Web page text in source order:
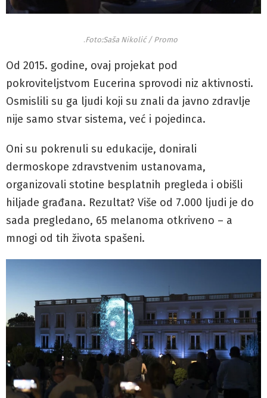
.Foto:Saša Nikolić / Promo
Od 2015. godine, ovaj projekat pod
pokroviteljstvom Eucerina sprovodi niz aktivnosti.
Osmislili su ga ljudi koji su znali da javno zdravlje
nije samo stvar sistema, već i pojedinca.
Oni su pokrenuli su edukacije, donirali
dermoskope zdravstvenim ustanovama,
organizovali stotine besplatnih pregleda i obišli
hiljade građana. Rezultat? Više od 7.000 ljudi je do
sada pregledano, 65 melanoma otkriveno – a
mnogi od tih života spašeni.